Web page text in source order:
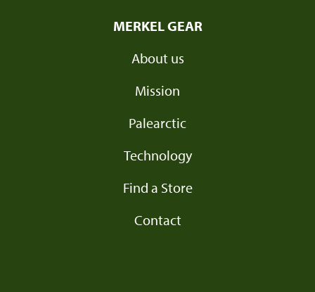
MERKEL GEAR
About us
Mission
Palearctic
Technology
Find a Store
Contact